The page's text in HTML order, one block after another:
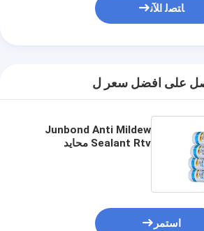
ﺎﺘﺼﻟ ﺍﻶﻧ
على افضل سعر ل
Junbond Anti Mildew
Sealant Rtv محايد
استمر